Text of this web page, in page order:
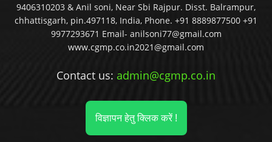
9406310203 & Anil soni, Near Sbi Rajpur. Disst. Balrampur,
chhattisgarh, pin.497118, India, Phone. +91 8889877500 +91
9977293671 Email- anilsoni77@gmail.com
www.cgmp.co.in2021@gmail.com
Contact us: admin@cgmp.co.in
विज्ञापन हेतु क्लिक करें !